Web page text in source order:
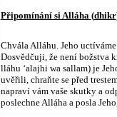
Připomínání si Alláha (dhikr
Chvála Alláhu. Jeho
Dosvědčuji, že není božstva
lláhu ʻalajhi wa sallam) je
uvěřili, chraňte se před
napraví vám vaše skutky a
poslechne Alláha a posla